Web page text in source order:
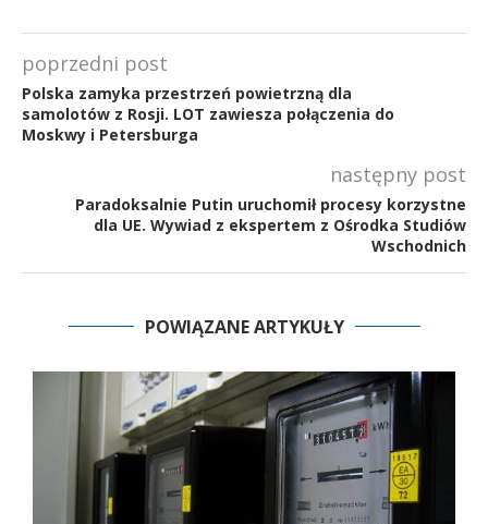
poprzedni post
Polska zamyka przestrzeń powietrzną dla
samolotów z Rosji. LOT zawiesza połączenia do
Moskwy i Petersburga
następny post
Paradoksalnie Putin uruchomił procesy korzystne
dla UE. Wywiad z ekspertem z Ośrodka Studiów
Wschodnich
POWIĄZANE ARTYKUŁY